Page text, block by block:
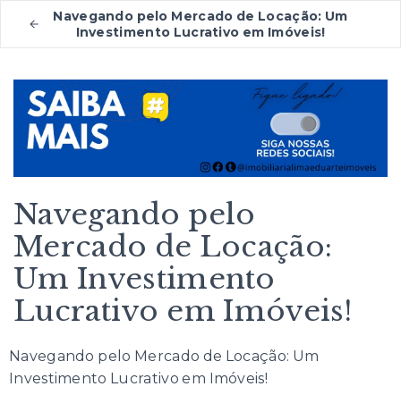
Navegando pelo Mercado de Locação: Um
Investimento Lucrativo em Imóveis!
Navegando pelo
Mercado de Locação:
Um Investimento
Lucrativo em Imóveis!
Navegando pelo Mercado de Locação: Um
Investimento Lucrativo em Imóveis!